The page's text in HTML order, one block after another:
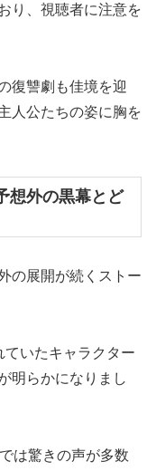
り、視聴者に注意を
復讐劇も佳境を迎
人公たちの姿に胸を
想外の黒幕とど
の展開が続くストー
いたキャラクター
明らかになりまし
は驚きの声が多数